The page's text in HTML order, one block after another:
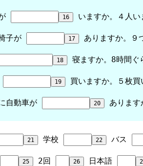
いますか。４人い
子が ありますか。９
寝ますか。8時間ぐ
買いますか。５枚買
自動車が あります
学校 バス
2回 日本語